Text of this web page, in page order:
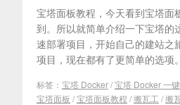
宝塔面板教程，今天看到宝塔
到。所以就简单介绍一下宝塔
速部署项目，开始自己的建站
项目，现在都有了更简单的选
标签： 宝塔 Docker/宝塔 Docker 一
宝塔面板 /宝塔面板教程 /搬瓦工 /搬